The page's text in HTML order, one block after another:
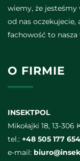
wiemy, że jesteśmy
od nas oczekujecie,
fachowość to
O FIRMIE
INSEKTPOL
Mikołajki 18, 13-
tel.: +48 505 177 654
e-mail: